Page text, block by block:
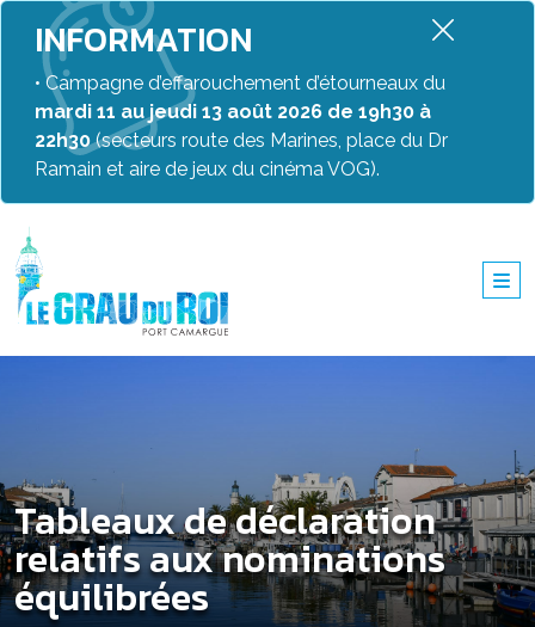
INFORMATION
• Campagne d’effarouchement d’étourneaux du
mardi 11 au jeudi 13 août 2026 de 19h30 à
22h30(secteurs route des Marines, place du Dr
Ramain et aire de jeux du cinéma VOG).
Tableaux de déclaration
relatifs aux nominations
équilibrées